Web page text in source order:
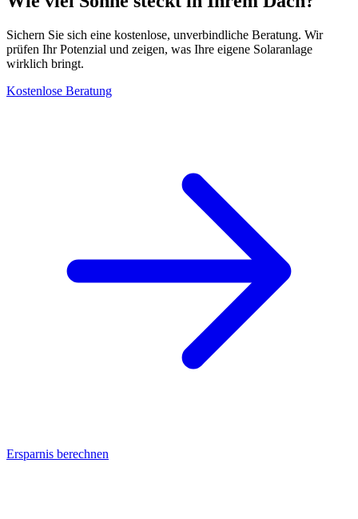
Sichern Sie sich eine kostenlose, unverbindliche Beratung. Wir
prüfen Ihr Potenzial und zeigen, was Ihre eigene Solaranlage
wirklich bringt.
Kostenlose Beratung
Ersparnis berechnen